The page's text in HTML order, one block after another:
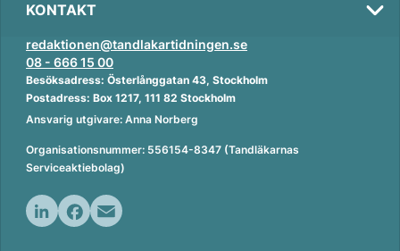
KONTAKT
redaktionen@tandlakartidningen.se
08 - 666 15 00
Besöksadress: Österlånggatan 43, Stockholm
Postadress: Box 1217, 111 82 Stockholm
Ansvarig utgivare: Anna Norberg
Organisationsnummer: 556154-8347 (Tandläkarnas
Serviceaktiebolag)